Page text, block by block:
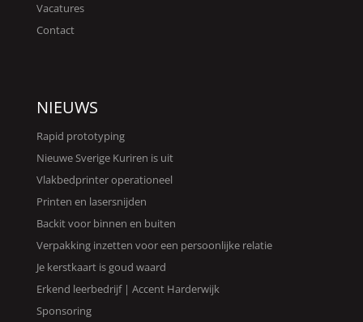
Vacatures
Contact
NIEUWS
Rapid prototyping
Nieuwe Sverige Kuriren is uit
Vlakbedprinter operationeel
Printen en lasersnijden
Backit voor binnen en buiten
Verpakking inzetten voor een persoonlijke relatie
Je kerstkaart is goud waard
Erkend leerbedrijf | Accent Harderwijk
Sponsoring